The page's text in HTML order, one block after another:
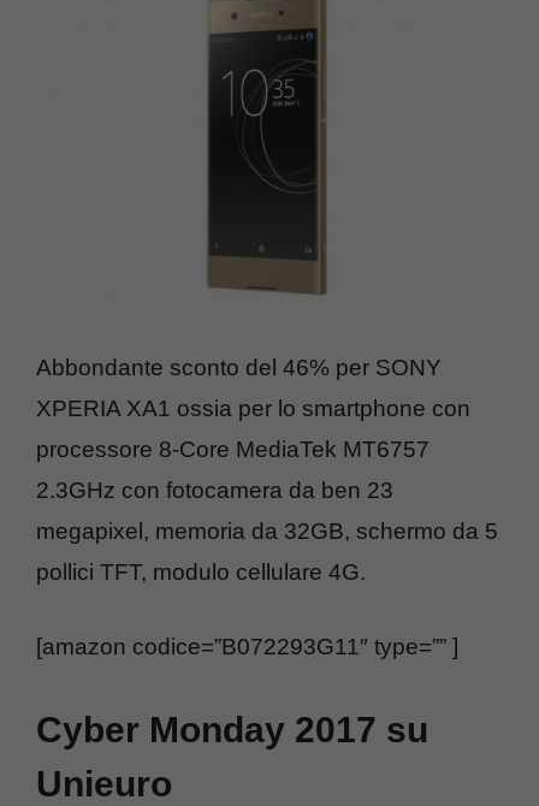
Abbondante sconto del 46% per SONY
XPERIA XA1 ossia per lo smartphone con
processore 8-Core MediaTek MT6757
2.3GHz con fotocamera da ben 23
megapixel, memoria da 32GB, schermo da 5
pollici TFT, modulo cellulare 4G.
[amazon codice=”B072293G11″ type=”” ]
Cyber Monday 2017 su
Unieuro